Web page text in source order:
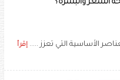
الشعر والبشرة؟
الأساسية التي تعزز ..... إقرأ